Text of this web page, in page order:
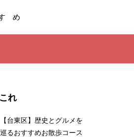
ゝめ
れ
【台東区】歴史とグルメを
巡るおすすめお散歩コース